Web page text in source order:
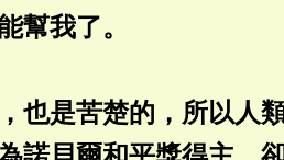
幫我了。
也是苦楚的，所以人